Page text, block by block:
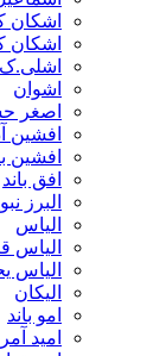
اشکان
اشکان
اشوان
اصغر
افشین
افشین
افق باند
البرز
الیاس
الیاس
الیاس
الیکان
امو باند
امید